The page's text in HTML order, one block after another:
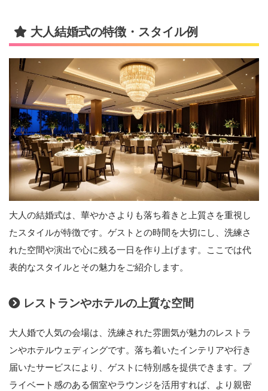
大人結婚式の特徴・スタイル例
大人の結婚式は、華やかさよりも落ち着きと上質さを重視し
たスタイルが特徴です。ゲストとの時間を大切にし、洗練さ
れた空間や演出で心に残る一日を作り上げます。ここでは代
表的なスタイルとその魅力をご紹介します。
レストランやホテルの上質な空間
大人婚で人気の会場は、洗練された雰囲気が魅力のレストラ
ンやホテルウェディングです。落ち着いたインテリアや行き
届いたサービスにより、ゲストに特別感を提供できます。プ
ライベート感のある個室やラウンジを活用すれば、より親密